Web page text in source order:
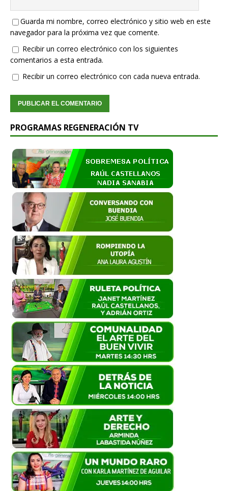
Guarda mi nombre, correo electrónico y sitio web en este
navegador para la próxima vez que comente.
Recibir un correo electrónico con los siguientes
comentarios a esta entrada.
Recibir un correo electrónico con cada nueva entrada.
PROGRAMAS REGENERACIÓN TV